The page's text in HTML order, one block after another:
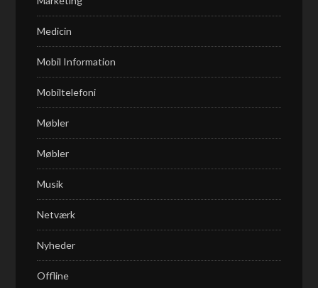
Medicin
Mobil Information
Mobiltelefoni
Møbler
Møbler
Musik
Netværk
Nyheder
Offline